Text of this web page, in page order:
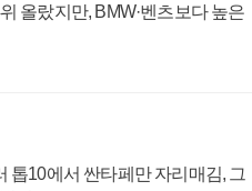
올랐지만, BMW·벤츠보다 높은
톱10에서 싼타페만 자리매김, 그